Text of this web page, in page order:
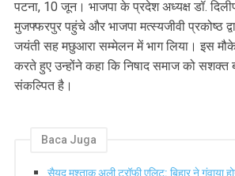
पटना, 10 जून। भाजपा के प्रदेश अध्यक्ष डॉ.
मुजफ्फरपुर पहुंचे और भाजपा मत्स्यजीवी प्रकोष्ठ
जयंती सह मछुआरा सम्मेलन में भाग लिया। इस मौके
करते हुए उन्होंने कहा कि निषाद समाज को सशक्त
संकल्पित है।
Baca Juga
सैयद मुश्ताक अली ट्रॉफी एलिट: बिहार ने गंवाया